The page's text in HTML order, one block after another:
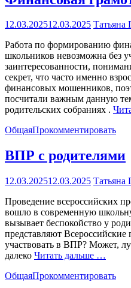
12.03.202512.03.2025 Татьяна
Работа по формированию
школьников невозможна без
заинтересованности,
секрет, что часто именно
финансовых мошенников,
посчитали важным данную
родительских собраниях .
ОбщаяПрокомментировать
ВПР с родителями
12.03.202512.03.2025 Татьяна
Проведение всероссийских
вошло в современную
вызывает беспокойство у
представляют
участвовать в ВПР? Может,
далеко Читать дальше …
ОбщаяПрокомментировать